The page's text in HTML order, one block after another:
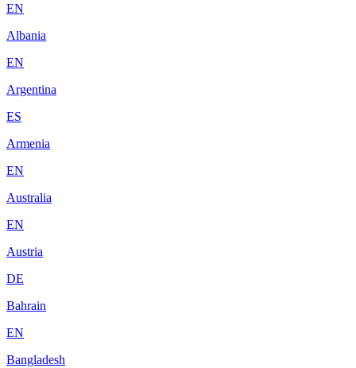
EN
Albania
EN
Argentina
ES
Armenia
EN
Australia
EN
Austria
DE
Bahrain
EN
Bangladesh